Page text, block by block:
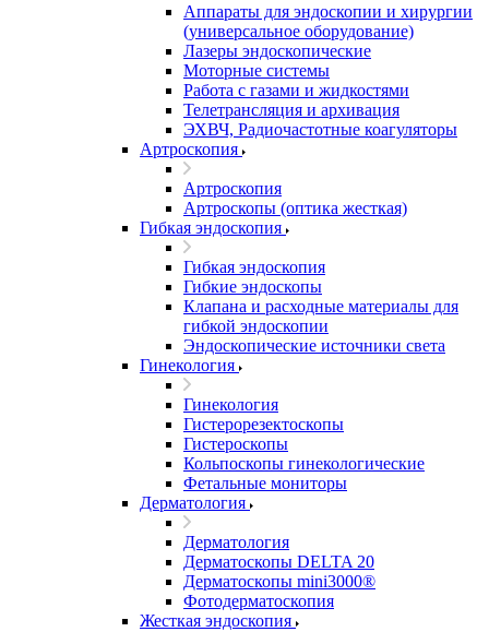
Аппараты для эндоскопии и хирургии
(универсальное оборудование)
Лазеры эндоскопические
Моторные системы
Работа с газами и жидкостями
Телетрансляция и архивация
ЭХВЧ, Радиочастотные коагуляторы
Артроскопия
Артроскопия
Артроскопы (оптика жесткая)
Гибкая эндоскопия
Гибкая эндоскопия
Гибкие эндоскопы
Клапана и расходные материалы для
гибкой эндоскопии
Эндоскопические источники света
Гинекология
Гинекология
Гистерорезектоскопы
Гистероскопы
Кольпоскопы гинекологические
Фетальные мониторы
Дерматология
Дерматология
Дерматоскопы DELTA 20
Дерматоскопы mini3000®
Фотодерматоскопия
Жесткая эндоскопия